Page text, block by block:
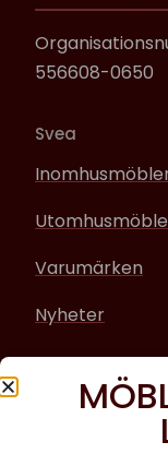
556608-0650
Svea
Varumärken
Nyheter
Sociala media